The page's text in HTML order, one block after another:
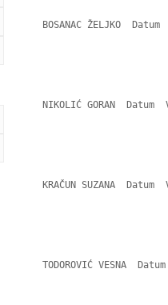
BOSANAC ŽELJKO  Datum
NIKOLIĆ GORAN  Datum
KRAČUN SUZANA  Datum
TODOROVIĆ VESNA